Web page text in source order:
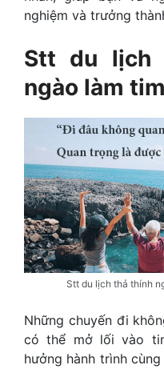
nghiệm và trưởng
Stt du lịch
ngào làm
Stt du lịch thả thính
Những chuyến đi
có thể mở lối vào
hưởng hành trình